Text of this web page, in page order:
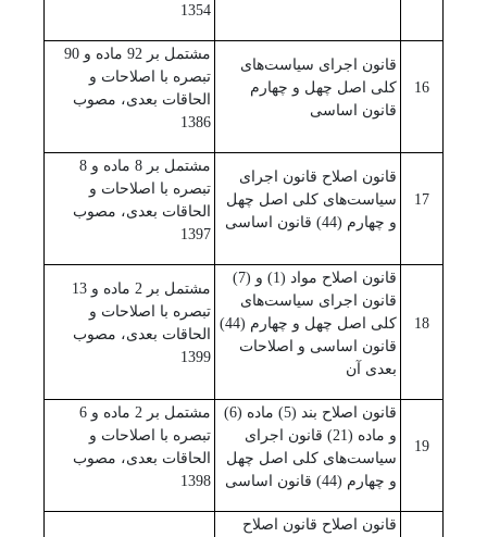
1354
16
قانون اجرای سیاست‌های
کلی اصل چهل و چهارم
قانون اساسی
مشتمل بر 92 ماده و 90
تبصره با اصلاحات و
الحاقات بعدی، مصوب
1386
17
قانون اصلاح قانون اجرای
سیاست‌های کلی اصل چهل
و چهارم (44) قانون اساسی
مشتمل بر 8 ماده و 8
تبصره با اصلاحات و
الحاقات بعدی، مصوب
1397
18
قانون اصلاح مواد (1) و (7)
قانون اجرای سیاست‌های
کلی اصل چهل و چهارم (44)
قانون اساسی و اصلاحات
بعدی آن
مشتمل بر 2 ماده و 13
تبصره با اصلاحات و
الحاقات بعدی، مصوب
1399
19
قانون اصلاح بند (5) ماده (6)
و ماده (21) قانون اجرای
سیاست‌های کلی اصل چهل
و چهارم (44) قانون اساسی
مشتمل بر 2 ماده و 6
تبصره با اصلاحات و
الحاقات بعدی، مصوب
1398
قانون اصلاح قانون اصلاح